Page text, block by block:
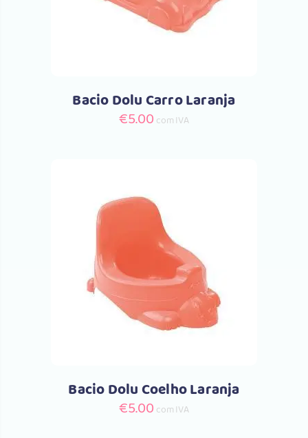
Bacio Dolu Carro Laranja
€5.00 com IVA
Comprar
Bacio Dolu Coelho Laranja
€5.00 com IVA